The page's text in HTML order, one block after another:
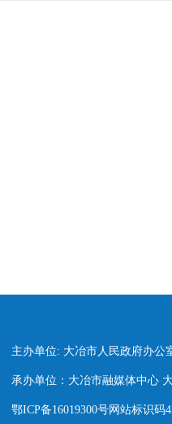
主办单位: 大冶市人民政府办公
承办单位：大冶市融媒体中心
鄂ICP备16019300号网站标识码